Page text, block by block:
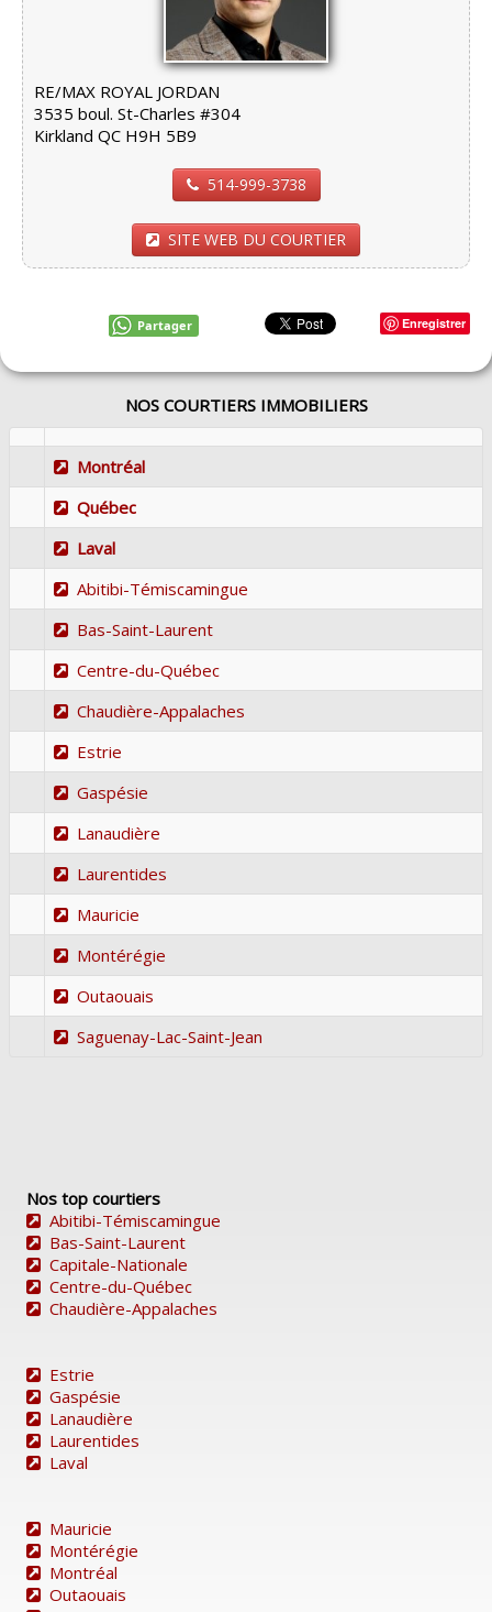
RE/MAX ROYAL JORDAN
3535 boul. St-Charles #304
Kirkland QC H9H 5B9
514-999-3738
SITE WEB DU COURTIER
Enregistrer
Partager
NOS COURTIERS IMMOBILIERS
Montréal
Québec
Laval
Abitibi-Témiscamingue
Bas-Saint-Laurent
Centre-du-Québec
Chaudière-Appalaches
Estrie
Gaspésie
Lanaudière
Laurentides
Mauricie
Montérégie
Outaouais
Saguenay-Lac-Saint-Jean
Nos top courtiers
Abitibi-Témiscamingue
Bas-Saint-Laurent
Capitale-Nationale
Centre-du-Québec
Chaudière-Appalaches
Estrie
Gaspésie
Lanaudière
Laurentides
Laval
Mauricie
Montérégie
Montréal
Outaouais